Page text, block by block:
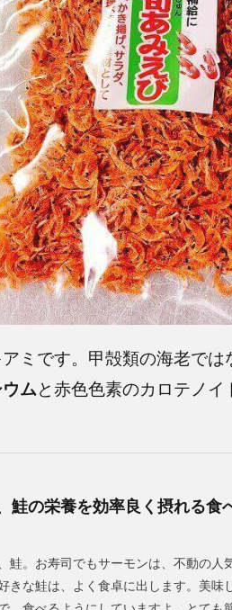
ミです。甲殻類の海老では
ムと赤色色素のカロテノイ
鮭の栄養を効率良く摂れる食
鮭。お寿司でもサーモンは、不動の人
きな鮭は、よく食卓に出します。美味